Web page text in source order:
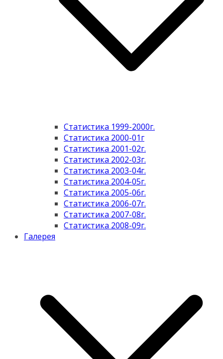
Статистика 1999-2000г.
Статистика 2000-01г
Статистика 2001-02г.
Статистика 2002-03г.
Статистика 2003-04г.
Статистика 2004-05г.
Статистика 2005-06г.
Статистика 2006-07г.
Статистика 2007-08г.
Статистика 2008-09г.
Галерея